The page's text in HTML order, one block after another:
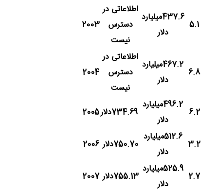
5.1
437.6میلیارد
دلار
اطلاعاتی در
دسترس
نیست
2003
6.8
467.2میلیارد
دلار
اطلاعاتی در
دسترس
نیست
2004
6.2
496.2میلیارد
دلار
2005
3.2
512.6میلیارد
دلار
750.70دلار 2006
2.7
525.9میلیارد
دلار
755.13دلار 2007